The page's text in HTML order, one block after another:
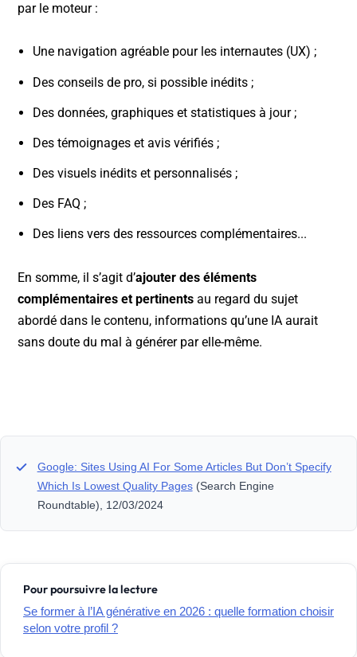
par le moteur :
Une navigation agréable pour les internautes (UX) ;
Des conseils de pro, si possible inédits ;
Des données, graphiques et statistiques à jour ;
Des témoignages et avis vérifiés ;
Des visuels inédits et personnalisés ;
Des FAQ ;
Des liens vers des ressources complémentaires...
En somme, il s’agit d’ajouter des éléments
complémentaires et pertinents au regard du sujet
abordé dans le contenu, informations qu’une IA aurait
sans doute du mal à générer par elle-même.
Google: Sites Using AI For Some Articles But Don’t Specify
Which Is Lowest Quality Pages(Search Engine
Roundtable), 12/03/2024
Pour poursuivre la lecture
Se former à l’IA générative en 2026 : quelle formation choisir
selon votre profil ?